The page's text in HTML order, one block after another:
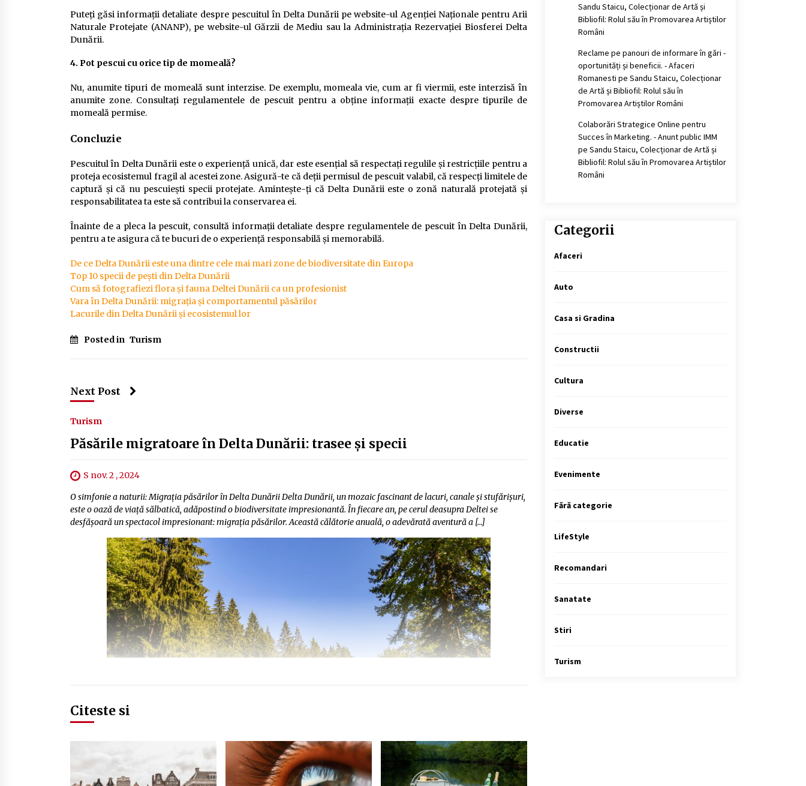
Puteți găsi informații detaliate despre pescuitul în Delta Dunării pe website-ul Agenției Naționale pentru Arii
Naturale Protejate (ANANP), pe website-ul Gărzii de Mediu sau la Administrația Rezervației Biosferei Delta
Dunării.
4. Pot pescui cu orice tip de momeală?
Nu, anumite tipuri de momeală sunt interzise. De exemplu, momeala vie, cum ar fi viermii, este interzisă în
anumite zone. Consultați regulamentele de pescuit pentru a obține informații exacte despre tipurile de
momeală permise.
Concluzie
Pescuitul în Delta Dunării este o experiență unică, dar este esențial să respectați regulile și restricțiile pentru a
proteja ecosistemul fragil al acestei zone. Asigură-te că deții permisul de pescuit valabil, că respecți limitele de
captură și că nu pescuiești specii protejate. Amintește-ți că Delta Dunării este o zonă naturală protejată și
responsabilitatea ta este să contribui la conservarea ei.
Înainte de a pleca la pescuit, consultă informații detaliate despre regulamentele de pescuit în Delta Dunării,
pentru a te asigura că te bucuri de o experiență responsabilă și memorabilă.
De ce Delta Dunării este una dintre cele mai mari zone de biodiversitate din Europa
Top 10 specii de pești din Delta Dunării
Cum să fotografiezi flora și fauna Deltei Dunării ca un profesionist
Vara în Delta Dunării: migrația și comportamentul păsărilor
Lacurile din Delta Dunării și ecosistemul lor
Posted in Turism
Next Post
Turism
Păsările migratoare în Delta Dunării: trasee și specii
S nov. 2 , 2024
O simfonie a naturii: Migrația păsărilor în Delta Dunării Delta Dunării, un mozaic fascinant de lacuri, canale și stufărișuri,
este o oază de viață sălbatică, adăpostind o biodiversitate impresionantă. În fiecare an, pe cerul deasupra Deltei se
desfășoară un spectacol impresionant: migrația păsărilor. Această călătorie anuală, o adevărată aventură a […]
Citeste si
Sandu Staicu, Colecționar de Artă și
Bibliofil: Rolul său în Promovarea Artiștilor
Români
Reclame pe panouri de informare în gări -
oportunități și beneficii. - Afaceri
Romanesti pe Sandu Staicu, Colecționar
de Artă și Bibliofil: Rolul său în
Promovarea Artiștilor Români
Colaborări Strategice Online pentru
Succes în Marketing. - Anunt public IMM
pe Sandu Staicu, Colecționar de Artă și
Bibliofil: Rolul său în Promovarea Artiștilor
Români
Categorii
Afaceri
Auto
Casa si Gradina
Constructii
Cultura
Diverse
Educatie
Evenimente
Fără categorie
LifeStyle
Recomandari
Sanatate
Stiri
Turism